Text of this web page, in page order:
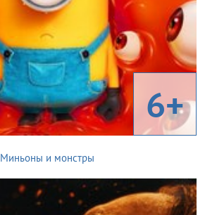
6+
Миньоны и монстры